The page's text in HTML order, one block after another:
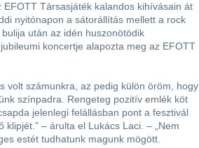
Társasjáték kalandos kihívásain át
nyitónapon a sátorállítás mellett a rock
után az idén huszonötödik
koncertje alapozta meg az EFOTT
volt számunkra, az pedig külön öröm, hogy
színpadra. Rengeteg pozitív emlék köt
jelenlegi felállásban pont a fesztivál
– árulta el Lukács Laci. – „Nem
estét tudhatunk magunk mögött.